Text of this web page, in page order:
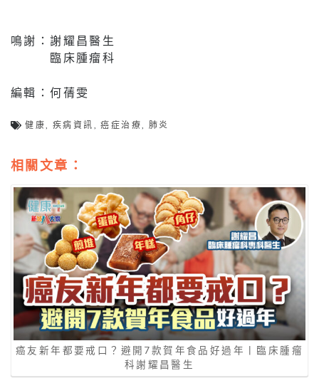
鳴謝：謝耀昌醫生
臨床腫瘤科
編輯：何蒨雯
健康 ,疾病資訊 ,癌症治療 肺炎
相關文章：
癌友新年都要戒口？避開7款賀年食品好過年丨臨床腫瘤
科謝耀昌醫生